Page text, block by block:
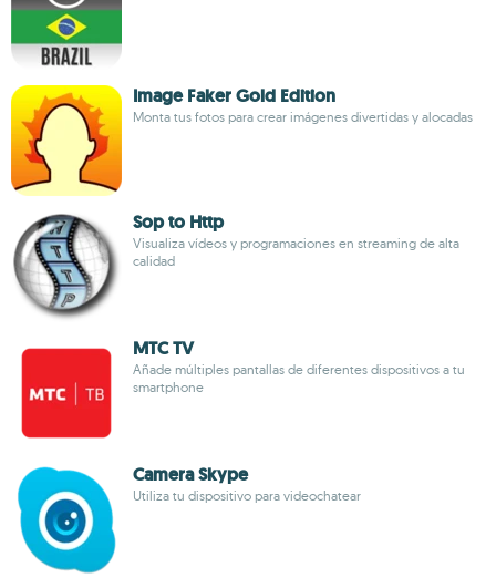
Image Faker Gold Edition
Monta tus fotos para crear imágenes divertidas y alocadas
Sop to Http
Visualiza vídeos y programaciones en streaming de alta
calidad
MTC TV
Añade múltiples pantallas de diferentes dispositivos a tu
smartphone
Camera Skype
Utiliza tu dispositivo para videochatear